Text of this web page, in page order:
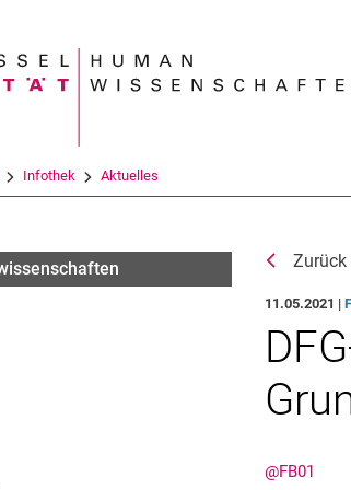
Suchbegriff
Infothek Aktuelles
Zurück
11.05.2021 |
@FB01